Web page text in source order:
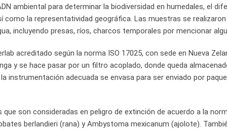
ambiental para determinar la biodiversidad en humedales, el
la representatividad geográfica. Las muestras se realizaron
incluyendo presas, ríos, charcos temporales por mencionar
acreditado según la norma ISO 17025, con sede en Nueva
y se hace pasar por un filtro acoplado, donde queda
instrumentación adecuada se envasa para ser enviado por
son consideradas en peligro de extinción de acuerdo a la
berlandieri (rana) y Ambystoma mexicanum (ajolote).